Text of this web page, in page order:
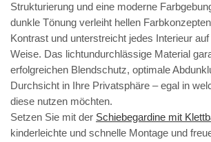
Strukturierung und eine moderne
dunkle Tönung verleiht hellen
Kontrast und unterstreicht jedes Interieur
Weise. Das lichtundurchlässige Material
erfolgreichen Blendschutz, optimale
Durchsicht in Ihre Privatsphäre – egal in
diese nutzen möchten.
Setzen Sie mit der Schiebegardine mit
kinderleichte und schnelle Montage und